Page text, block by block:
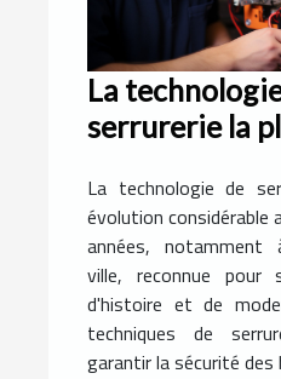
La
serrurerie la
La technologie de
évolution considérable
années, notamment
ville, reconnue pour
d'histoire et de
techniques de
garantir la sécurité